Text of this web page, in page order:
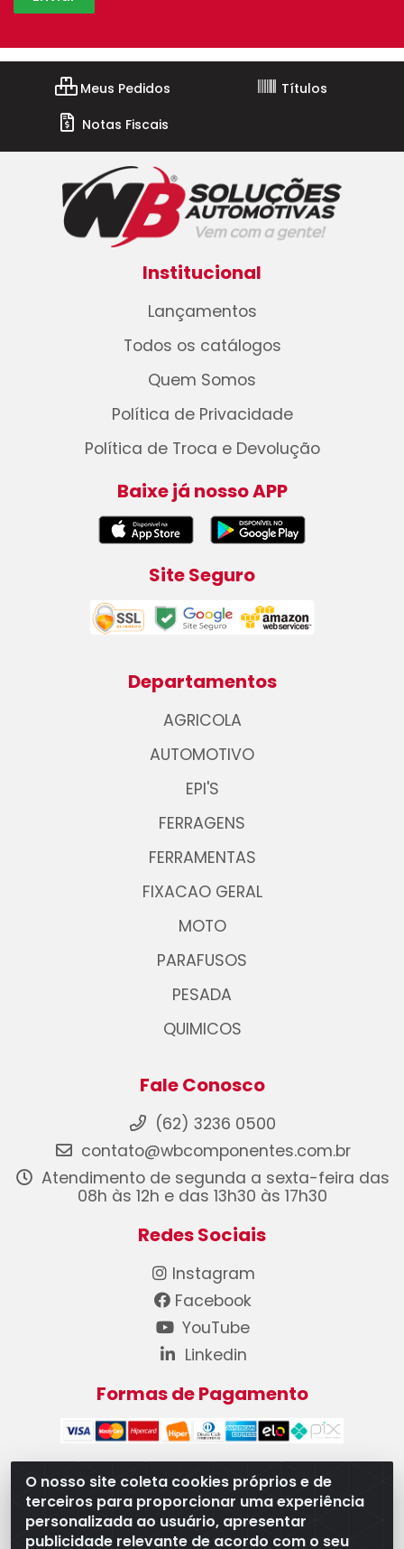
O nosso site coleta cookies próprios e de
terceiros para proporcionar uma experiência
personalizada ao usuário, apresentar
publicidade relevante de acordo com o seu
Meus Pedidos
Títulos
Notas Fiscais
Institucional
Lançamentos
Todos os catálogos
Quem Somos
Política de Privacidade
Política de Troca e Devolução
Baixe já nosso APP
Site Seguro
Departamentos
AGRICOLA
AUTOMOTIVO
EPI'S
FERRAGENS
FERRAMENTAS
FIXACAO GERAL
MOTO
PARAFUSOS
PESADA
QUIMICOS
Fale Conosco
(62) 3236 0500
contato@wbcomponentes.com.br
Atendimento de segunda a sexta-feira das
08h às 12h e das 13h30 às 17h30
Redes Sociais
Instagram
Facebook
YouTube
Linkedin
Formas de Pagamento
WB Componentes Automotivos LTDA - CNPJ
08.528.393/0001-12 - Rua do Níquel, 667 - Parque
Oeste Industrial, Goiânia/GO - CEP 74375-660